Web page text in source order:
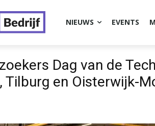
NIEUWS EVENTS
Dag van de
Tilburg en Oisterwijk-